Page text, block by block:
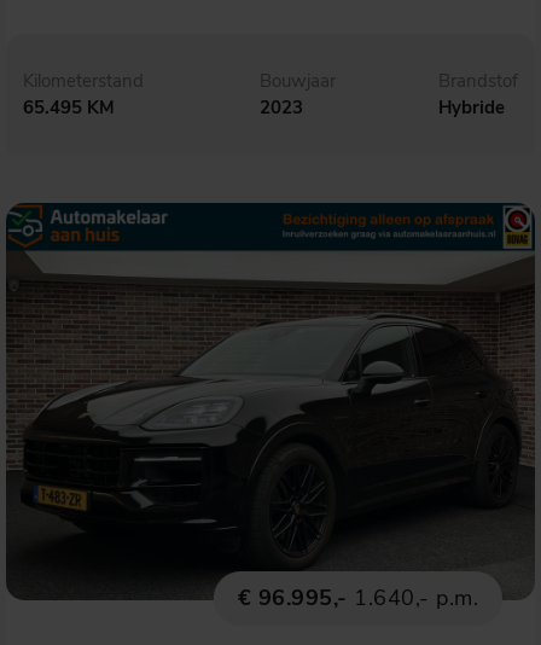
Kilometerstand
65.495 KM
Bouwjaar
2023
Brandstof
Hybride
€ 96.995,- 1.640,- p.m.